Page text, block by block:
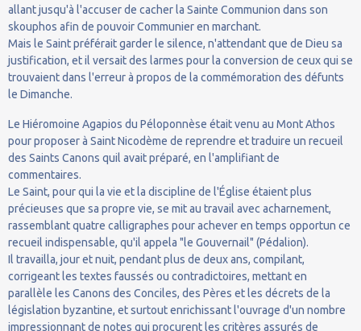
allant jusqu'à l'accuser de cacher la Sainte Communion dans son
skouphos afin de pouvoir Communier en marchant.
Mais le Saint préférait garder le silence, n'attendant que de Dieu sa
justification, et il versait des larmes pour la conversion de ceux qui se
trouvaient dans l'erreur à propos de la commémoration des défunts
le Dimanche.
Le Hiéromoine Agapios du Péloponnèse était venu au Mont Athos
pour proposer à Saint Nicodème de reprendre et traduire un recueil
des Saints Canons quil avait préparé, en l'amplifiant de
commentaires.
Le Saint, pour qui la vie et la discipline de l'Église étaient plus
précieuses que sa propre vie, se mit au travail avec acharnement,
rassemblant quatre calligraphes pour achever en temps opportun ce
recueil indispensable, qu'il appela "le Gouvernail" (Pédalion).
Il travailla, jour et nuit, pendant plus de deux ans, compilant,
corrigeant les textes faussés ou contradictoires, mettant en
parallèle les Canons des Conciles, des Pères et les décrets de la
législation byzantine, et surtout enrichissant l'ouvrage d'un nombre
impressionnant de notes qui procurent les critères assurés de